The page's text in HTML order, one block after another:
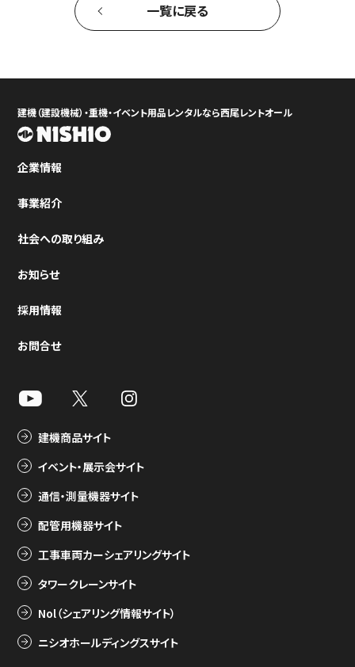
一覧に戻る
建機（建設機械）・重機・イベント用品レンタルなら西尾レントオール
企業情報
事業紹介
社会への取り組み
お知らせ
採用情報
お問合せ
建機商品サイト
イベント・展示会サイト
通信・測量機器サイト
配管用機器サイト
工事車両カーシェアリングサイト
タワークレーンサイト
Nol（シェアリング情報サイト）
ニシオホールディングスサイト